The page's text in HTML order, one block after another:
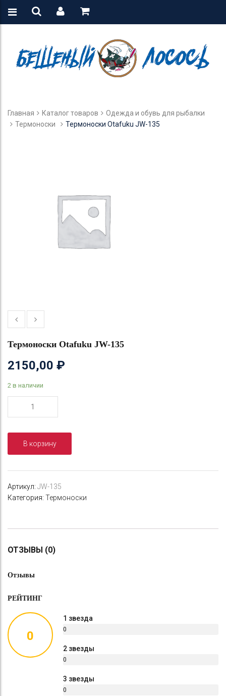
Главная Каталог товаров
Одежда и обувь для рыбалки
Термоноски
Термоноски Otafuku JW-135
Термоноски Otafuku JW-135
2150,00 ₽
2 в наличии
Otafuku
135
В корзину
Артикул: JW-135
Категория: Термоноски
ОТЗЫВЫ (0)
Отзывы
РЕЙТИНГ
0
1 звезда
0
2 звезды
0
3 звезды
0